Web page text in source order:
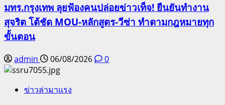
มทร.กรุงเทพ ลุยฟ้องคนปล่อยข่าวเท็จ! ยืนยันทำงาน
สุจริต โต้ชัด MOU-หลักสูตร-วีซ่า ทำตามกฎหมายทุก
ขั้นตอน
admin 06/08/2026 0
ข่าวล่ามาแรง